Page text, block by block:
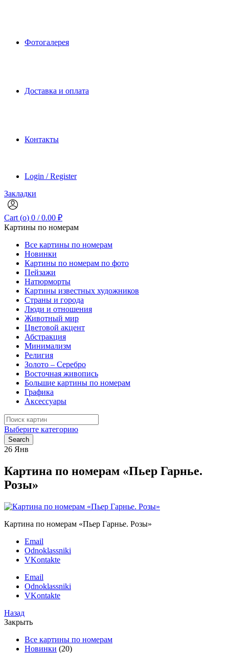
Фотогалерея
Доставка и оплата
Контакты
Login / Register
Закладки
Cart (o) 0 / 0.00 ₽
Картины по номерам
Все картины по номерам
Новинки
Картины по номерам по фото
Пейзажи
Натюрморты
Картины известных художников
Страны и города
Люди и отношения
Животный мир
Цветовой акцент
Абстракция
Минимализм
Религия
Золото – Серебро
Восточная живопись
Большие картины по номерам
Графика
Аксессуары
Search
for:
Выберите категорию
Search
26 Янв
Картина по номерам «Пьер Гарнье.
Розы»
Картина по номерам «Пьер Гарнье. Розы»
Email
Odnoklassniki
VKontakte
Email
Odnoklassniki
VKontakte
Назад
Закрыть
Все картины по номерам
Новинки (20)